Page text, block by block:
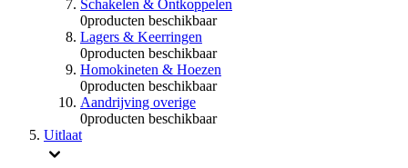
Schakelen & Ontkoppelen
0producten beschikbaar
Lagers & Keerringen
0producten beschikbaar
Homokineten & Hoezen
0producten beschikbaar
Aandrijving overige
0producten beschikbaar
Uitlaat